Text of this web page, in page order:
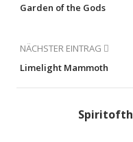
Garden of the Gods
NÄCHSTER EINTRAG
Limelight Mammoth